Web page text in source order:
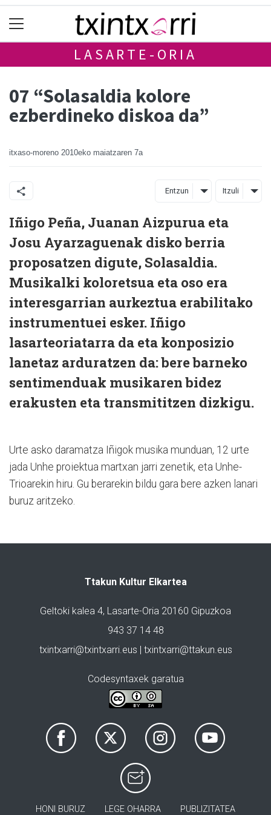
LASARTE-ORIA
07 “Solasaldia kolore
ezberdineko diskoa da”
itxaso-moreno 2010eko maiatzaren 7a
Entzun Itzuli
Iñigo Peña, Juanan Aizpurua eta
Josu Ayarzaguenak disko berria
proposatzen digute, Solasaldia.
Musikalki koloretsua eta oso era
interesgarrian aurkeztua erabilitako
instrumentuei esker. Iñigo
lasarteoriatarra da eta konposizio
lanetaz arduratzen da: bere barneko
sentimenduak musikaren bidez
erakusten eta transmititzen dizkigu.
Urte asko daramatza Iñigok musika munduan, 12 urte
jada Unhe proiektua martxan jarri zenetik, eta Unhe-
Trioarekin hiru. Gu berarekin bildu gara bere azken lanari
buruz aritzeko.
Ttakun Kultur Elkartea
Geltoki kalea 4, Lasarte-Oria 20160 Gipuzkoa
943 37 14 48
txintxarri@txintxarri.eus | txintxarri@ttakun.eus
Codesyntaxek garatua
HONI BURUZ LEGE OHARRA PUBLIZITATEA